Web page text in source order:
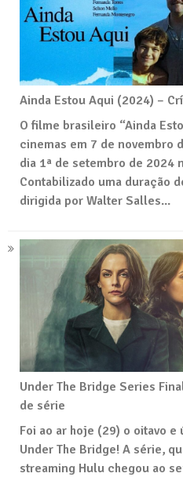
Ainda Estou Aqui (2024) –
O filme brasileiro “Ainda
cinemas em 7 de novembro
dia 1ª de setembro de 2024
Contabilizado uma duração
dirigida por Walter Salles...
Under The Bridge Series
de série
Foi ao ar hoje (29) o oitavo
Under The Bridge! A série,
streaming Hulu chegou ao